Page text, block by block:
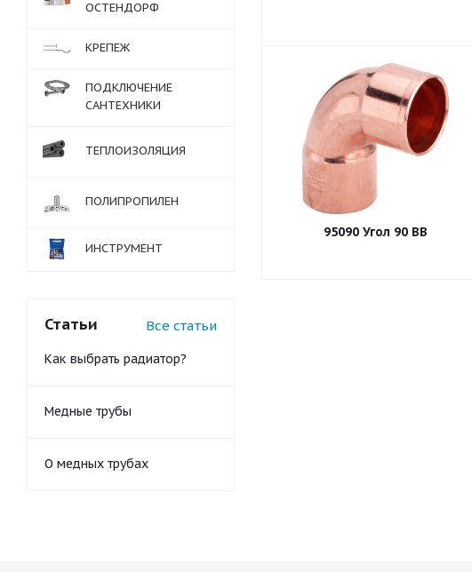
95090 Угол 90 ВВ
ОСТЕНДОРФ
КРЕПЕЖ
ПОДКЛЮЧЕНИЕ
САНТЕХНИКИ
ТЕПЛОИЗОЛЯЦИЯ
ПОЛИПРОПИЛЕН
ИНСТРУМЕНТ
Статьи Все статьи
Как выбрать радиатор?
Медные трубы
О медных трубах